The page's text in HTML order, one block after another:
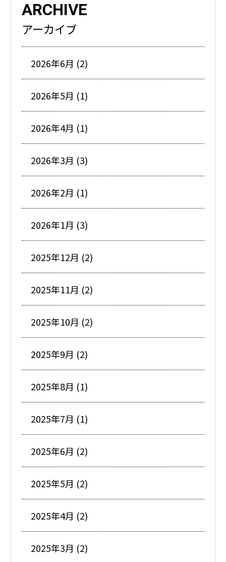
ARCHIVE
アーカイブ
2026年6月 (2)
2026年5月 (1)
2026年4月 (1)
2026年3月 (3)
2026年2月 (1)
2026年1月 (3)
2025年12月 (2)
2025年11月 (2)
2025年10月 (2)
2025年9月 (2)
2025年8月 (1)
2025年7月 (1)
2025年6月 (2)
2025年5月 (2)
2025年4月 (2)
2025年3月 (2)